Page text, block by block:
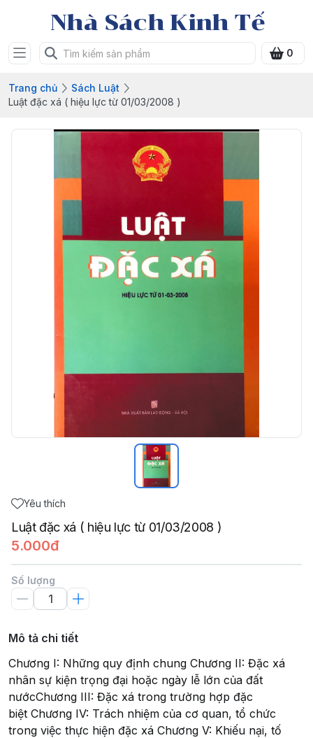
Nhà Sách Kinh Tế
0
Trang chủ
Sách Luật
Luật đặc xá ( hiệu lực từ 01/03/2008 )
Yêu thích
Luật đặc xá ( hiệu lực từ 01/03/2008 )
5.000đ
Số lượng
Mô tả chi tiết
Chương I: Những quy định chung Chương II: Đặc xá
nhân sự kiện trọng đại hoặc ngày lễ lớn của đất
nướcChương III: Đặc xá trong trường hợp đặc
biệt Chương IV: Trách nhiệm của cơ quan, tổ chức
trong việc thực hiện đặc xá Chương V: Khiếu nại, tố